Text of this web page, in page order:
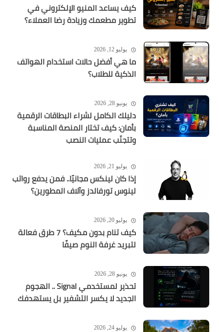
كيف يساعد المنيو الإلكتروني في
تطوير مطعمك وزيادة رضا العملاء؟
يوليو 12, 2026
ما هي أفضل حالات استخدام الهواتف
الذكية للطلاب؟
يونيو 28, 2026
دليلك الكامل لشراء البطاقات الرقمية
بأمان: كيف تختار المنصة المناسبة
وتتجنّب عمليات النصب
يوليو 21, 2026
إذا كان لينكس مجانيًا.. فمن يدفع رواتب
لينوس تورفالدز وآلاف المطورين؟
يوليو 20, 2026
كيف تنام بدون مكيف؟ 7 طرق فعالة
لتبريد غرفة النوم صيفًا
يونيو 28, 2026
تحذير لمستخدمي Signal .. الهجوم
الجديد لا يكسر التشفير بل يستهدفك
يوليو 24, 2026